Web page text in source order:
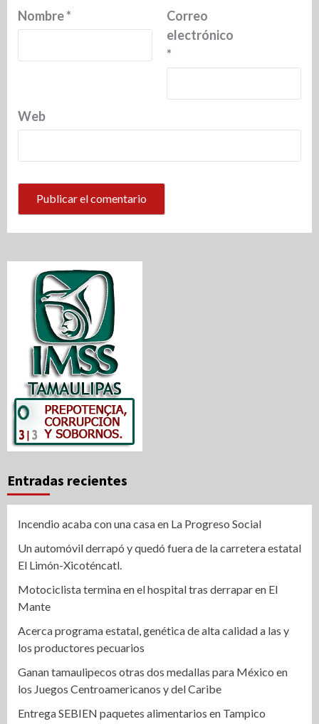
Nombre*
Correo
electrónico
*
Web
Entradas recientes
Incendio acaba con una casa en La Progreso Social
Un automóvil derrapó y quedó fuera de la carretera estatal
El Limón-Xicoténcatl.
Motociclista termina en el hospital tras derrapar en El
Mante
Acerca programa estatal, genética de alta calidad a las y
los productores pecuarios
Ganan tamaulipecos otras dos medallas para México en
los Juegos Centroamericanos y del Caribe
Entrega SEBIEN paquetes alimentarios en Tampico